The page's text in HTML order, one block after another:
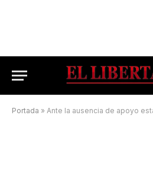
Portada » Ante la ausencia de apoyo estatal, un